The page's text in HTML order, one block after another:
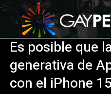
Es posible que
generativa de
con el iPhone